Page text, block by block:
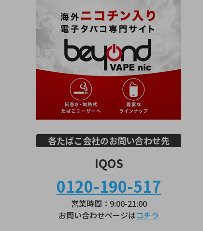
各たばこ会社のお問い合わせ先
IQOS
0120-190-517
営業時間：9:00-21:00
お問い合わせページはコチラ